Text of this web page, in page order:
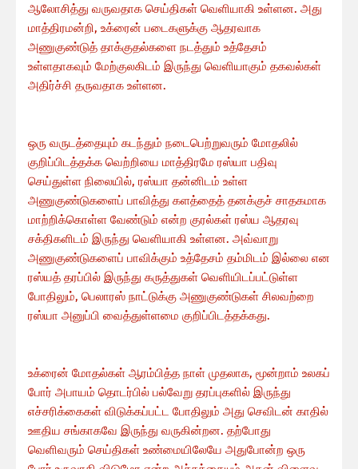
ஆலோசித்து வருவதாக செய்திகள் வெளியாகி உள்ளன. அது
மாத்திரமன்றி, உக்ரைன் படைகளுக்கு ஆதரவாக
அணுகுண்டுத் தாக்குதல்களை நடத்தும் உத்தேசம்
உள்ளதாகவும் மேற்குலகிடம் இருந்து வெளியாகும் தகவல்கள்
அதிர்ச்சி தருவதாக உள்ளன.
ஒரு வருடத்தையும் கடந்தும் நடைபெற்றுவரும் மோதலில்
குறிப்பிடத்தக்க வெற்றியை மாத்திரமே ரஸ்யா பதிவு
செய்துள்ள நிலையில், ரஸ்யா தன்னிடம் உள்ள
அணுகுண்டுகளைப் பாவித்து களத்தைத் தனக்குச் சாதகமாக
மாற்றிக்கொள்ள வேண்டும் என்ற குரல்கள் ரஸ்ய ஆதரவு
சக்திகளிடம் இருந்து வெளியாகி உள்ளன. அவ்வாறு
அணுகுண்டுகளைப் பாவிக்கும் உத்தேசம் தம்மிடம் இல்லை என
ரஸ்யத் தரப்பில் இருந்து கருத்துகள் வெளியிடப்பட்டுள்ள
போதிலும், பெலாரஸ் நாட்டுக்கு அணுகுண்டுகள் சிலவற்றை
ரஸ்யா அனுப்பி வைத்துள்ளமை குறிப்பிடத்தக்கது.
உக்ரைன் மோதல்கள் ஆரம்பித்த நாள் முதலாக, மூன்றாம் உலகப்
போர் அபாயம் தொடர்பில் பல்வேறு தரப்புகளில் இருந்து
எச்சரிக்கைகள் விடுக்கப்பட்ட போதிலும் அது செவிடன் காதில்
ஊதிய சங்காகவே இருந்து வருகின்றன. தற்போது
வெளிவரும் செய்திகள் உண்மையிலேயே அதுபோன்ற ஒரு